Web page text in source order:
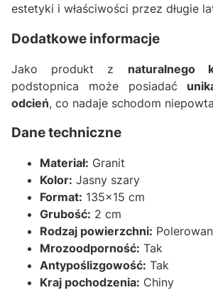
estetyki i właściwości przez długie
Dodatkowe informacje
Jako produkt z naturalnego
podstopnica może posiadać
odcień, co nadaje schodom
Dane techniczne
Materiał: Granit
Kolor: Jasny szary
Format: 135x15 cm
Grubość: 2 cm
Rodzaj powierzchni:
Mrozoodporność: Tak
Antypoślizgowość: Tak
Kraj pochodzenia: Chiny